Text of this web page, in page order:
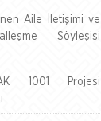
Aile İletişimi ve
Söyleşisi
1001 Projesi